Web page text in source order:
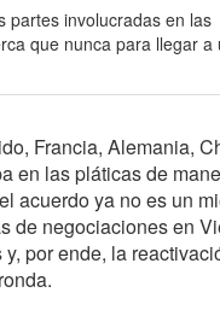
partes involucradas en las
que nunca para llegar a
Francia, Alemania,
en las pláticas de
acuerdo ya no es un
de negociaciones en
por ende, la